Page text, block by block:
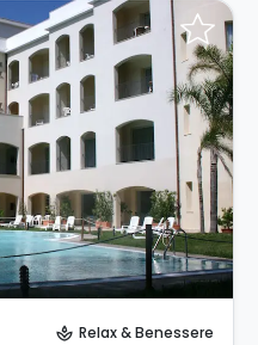
spa Relax & Benessere